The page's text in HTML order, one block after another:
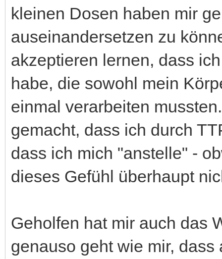
kleinen Dosen haben mir
auseinandersetzen zu
akzeptieren lernen, dass
habe, die sowohl mein
einmal verarbeiten
gemacht, dass ich durch
dass ich mich "anstelle" -
dieses Gefühl überhaupt
Geholfen hat mir auch das
genauso geht wie mir,